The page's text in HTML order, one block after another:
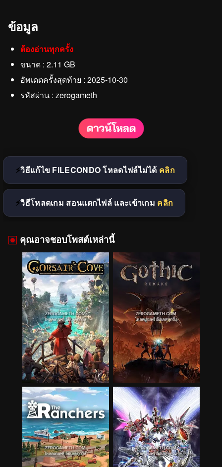
ข้อมูล
ต้องอ่านทุกครั้ง
ขนาด : 2.11 GB
อัพเดตครั้งสุดท้าย : 2025-10-30
รหัสผ่าน : zerogameth
วิธีแก้ไข FILECONDO โหลดไฟล์ไม่ได้ คลิก
วิธีโหลดเกม สอนแตกไฟล์ และเข้าเกม คลิก
คุณอาจชอบโพสต์เหล่านี้